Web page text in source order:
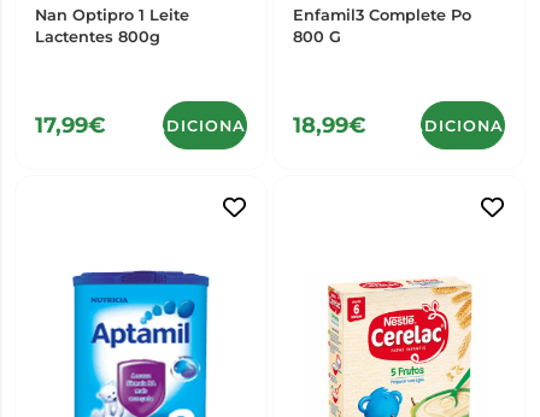
Nan Optipro 1 Leite
Lactentes 800g
17,99€ ADICIONAR
Enfamil3 Complete Po
800 G
18,99€ ADICIONAR